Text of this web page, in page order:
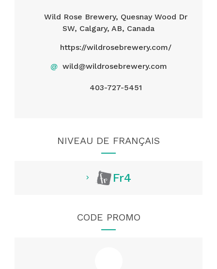
Wild Rose Brewery, Quesnay Wood Dr
SW, Calgary, AB, Canada
https://wildrosebrewery.com/
@ wild@wildrosebrewery.com
403-727-5451
NIVEAU DE FRANÇAIS
Fr4
CODE PROMO